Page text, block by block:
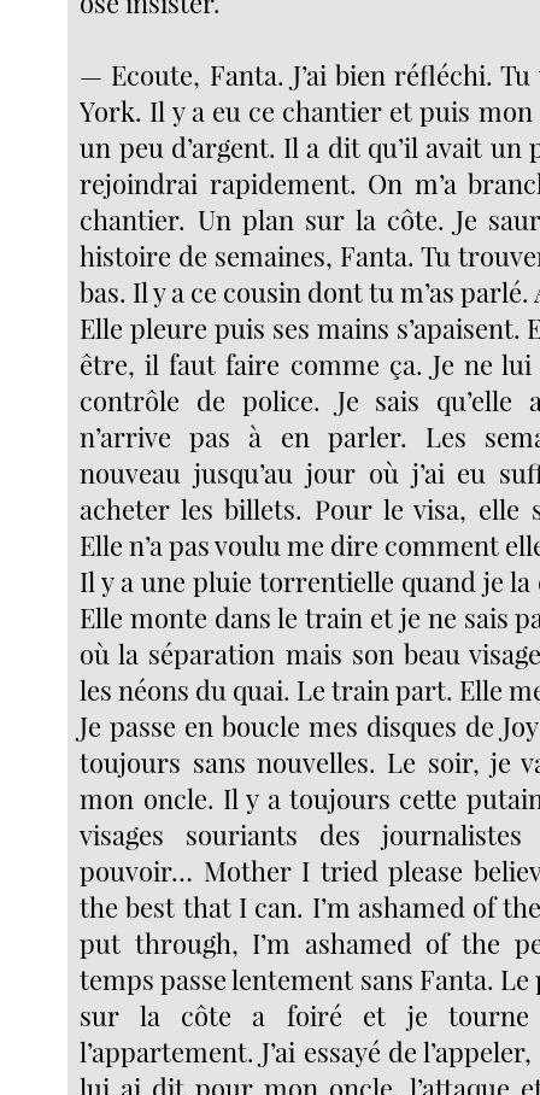
— Ecoute, Fanta. J’ai bien réfléchi.
York. Il y a eu ce chantier et puis mon
un peu d’argent. Il a dit qu’il avait un
rejoindrai rapidement. On m’a
chantier. Un plan sur la côte. Je
histoire de semaines, Fanta. Tu
bas. Il y a ce cousin dont tu m’as
Elle pleure puis ses mains
être, il faut faire comme ça. Je ne
contrôle de police. Je sais
n’arrive pas à en parler. Les
nouveau jusqu’au jour où j’ai eu
acheter les billets. Pour le visa, elle
Elle n’a pas voulu me dire comment
Il y a une pluie torrentielle quand je la
Elle monte dans le train et je ne sais
où la séparation mais son beau
les néons du quai. Le train part. Elle
Je passe en boucle mes disques de
toujours sans nouvelles. Le soir, je
mon oncle. Il y a toujours cette
visages souriants des
pouvoir… Mother I tried please
the best that I can. I’m ashamed of
put through, I’m ashamed of the
temps passe lentement sans Fanta.
sur la côte a foiré et je tourne
l’appartement. J’ai essayé de